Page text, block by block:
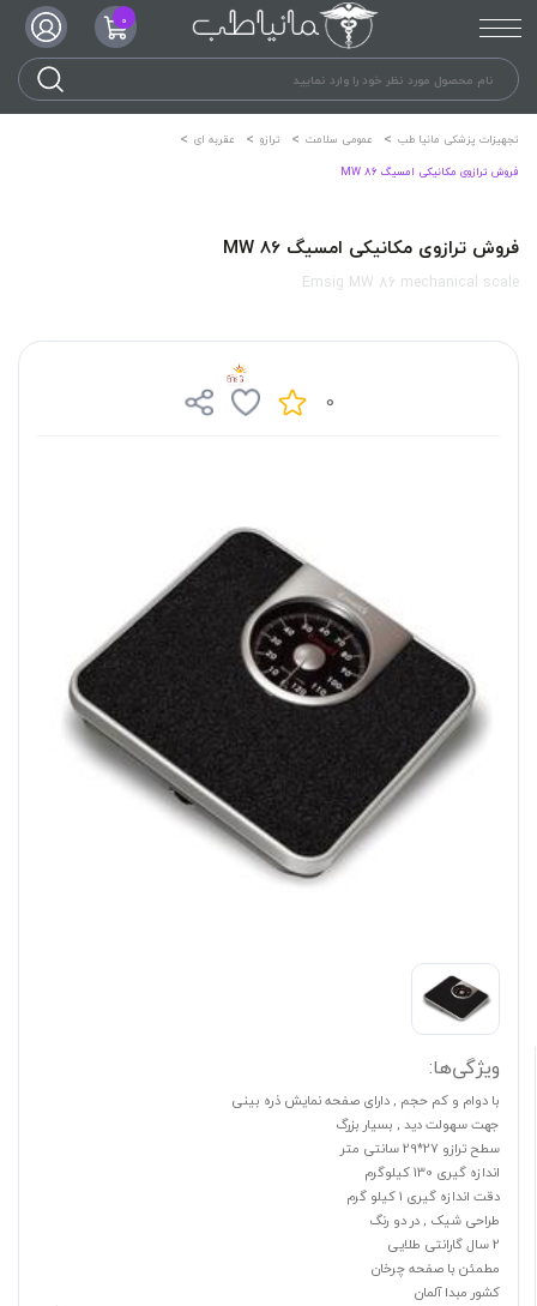
0
تجهیزات پزشکی مانیا طب عمومی سلامت ترازو
عقربه ای
فروش ترازوی مکانیکی امسیگ MW 86
فروش ترازوی مکانیکی امسیگ MW 86
Emsig MW 86 mechanical scale
0
ویژگی‌ها:
با دوام و کم حجم , دارای صفحه نمایش ذره بینی
جهت سهولت دید , بسیار بزرگ
سطح ترازو 27*29 سانتی متر
اندازه گیری 130 کیلوگرم
دقت اندازه گیری 1 کیلو گرم
طراحی شیک , در دو رنگ
2 سال گارانتی طلایی
مطمئن با صفحه چرخان
کشور مبدا آلمان